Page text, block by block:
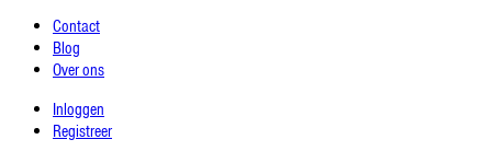
Contact
Blog
Over ons
Inloggen
Registreer